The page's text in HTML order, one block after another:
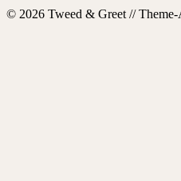
© 2026 Tweed & Greet // Theme-